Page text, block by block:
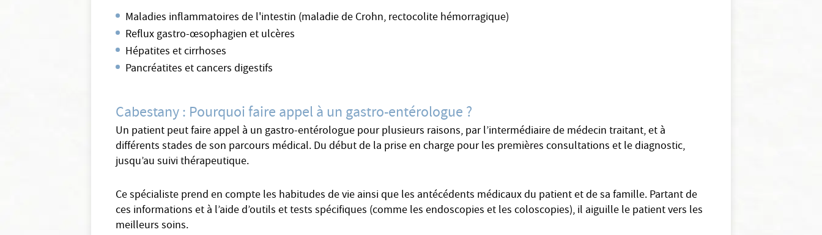
Maladies inflammatoires de l'intestin (maladie de Crohn, rectocolite hémorragique)
Reflux gastro-œsophagien et ulcères
Hépatites et cirrhoses
Pancréatites et cancers digestifs
Cabestany : Pourquoi faire appel à un gastro-entérologue ?
Un patient peut faire appel à un gastro-entérologue pour plusieurs raisons, par l’intermédiaire de médecin traitant, et à
différents stades de son parcours médical. Du début de la prise en charge pour les premières consultations et le diagnostic,
jusqu’au suivi thérapeutique.
Ce spécialiste prend en compte les habitudes de vie ainsi que les antécédents médicaux du patient et de sa famille. Partant de
ces informations et à l’aide d’outils et tests spécifiques (comme les endoscopies et les coloscopies), il aiguille le patient vers les
meilleurs soins.